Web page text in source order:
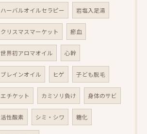
ハーバルオイルセラピー 岩塩入足湯
クリスマスマーケット 瘀血
世界初アロマオイル 心幹
ブレインオイル ヒゲ 子ども脱毛
エチケット カミソリ負け 身体のサビ
活性酸素 シミ・シワ 糖化